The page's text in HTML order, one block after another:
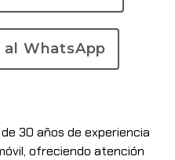
al WhatsApp
30 años de experiencia
ofreciendo atención